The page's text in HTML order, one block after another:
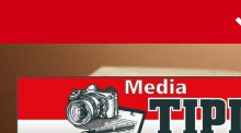
to
content